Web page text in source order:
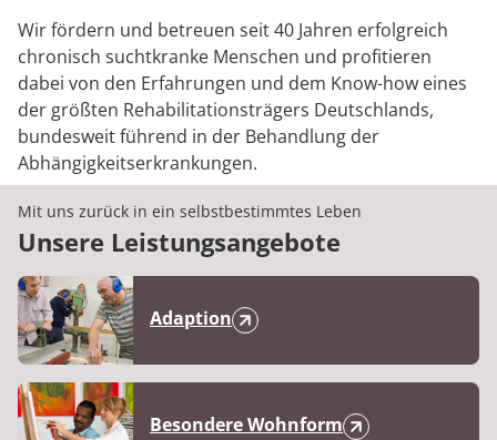
Wir fördern und betreuen seit 40 Jahren erfolgreich
chronisch suchtkranke Menschen und profitieren
dabei von den Erfahrungen und dem Know-how eines
der größten Rehabilitationsträgers Deutschlands,
bundesweit führend in der Behandlung der
Abhängigkeitserkrankungen.
Mit uns zurück in ein selbstbestimmtes Leben
Unsere Leistungsangebote
Adaption
Besondere Wohnform